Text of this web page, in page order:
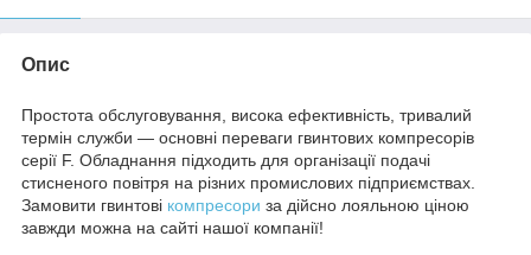
Опис
Простота обслуговування, висока ефективність, тривалий
термін служби — основні переваги гвинтових компресорів
серії F. Обладнання підходить для організації подачі
стисненого повітря на різних промислових підприємствах.
Замовити гвинтові компресори за дійсно лояльною ціною
завжди можна на сайті нашої компанії!